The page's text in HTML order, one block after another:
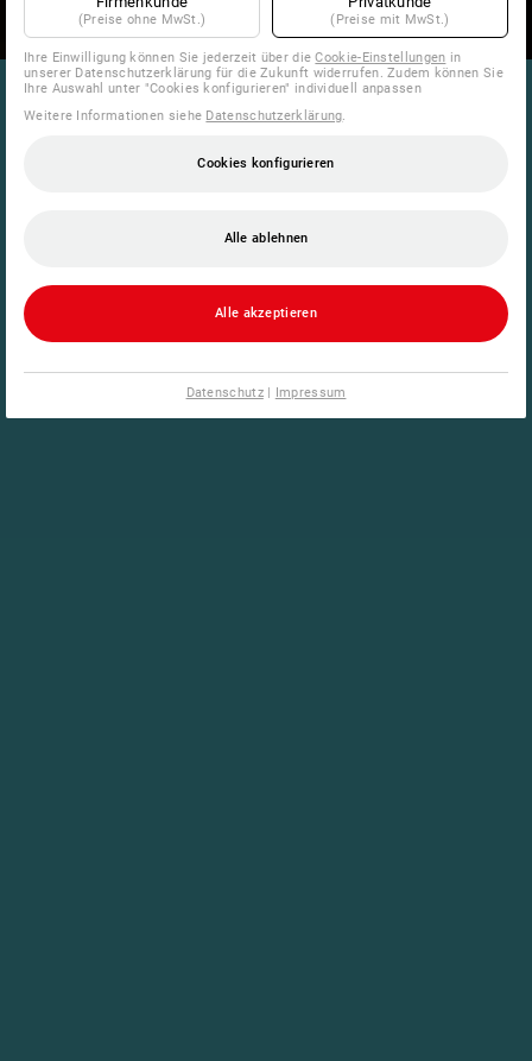
(Preise ohne MwSt.) (Preise mit MwSt.)
Ihre Einwilligung können Sie jederzeit über dieCookie-Einstellungen in
unserer Datenschutzerklärung für die Zukunft widerrufen. Zudem können Sie
Ihre Auswahl unter "Cookies konfigurieren" individuell anpassen
Weitere Informationen siehe Datenschutzerklärung.
Cookies konfigurieren
Alle ablehnen
Alle akzeptieren
Datenschutz| Impressum